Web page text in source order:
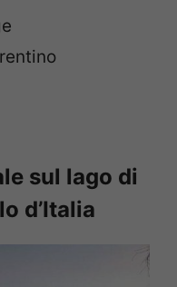
sul lago di
d’Italia